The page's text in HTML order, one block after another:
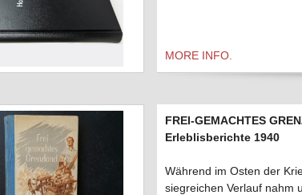
MORE INFO.
FREI-GEMACHTES
Erleblisberichte 1940
Während im Osten der
siegreichen Verlauf nahm